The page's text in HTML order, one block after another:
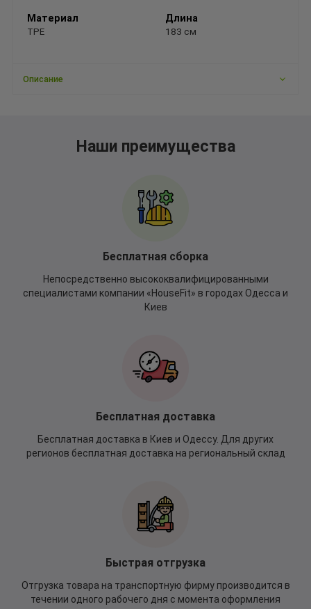
Материал
ТРЕ
Длина
183 см
Описание
Наши преимущества
Бесплатная сборка
Непосредственно высококвалифицированными
специалистами компании «HouseFit» в городах Одесса и
Киев
Бесплатная доставка
Бесплатная доставка в Киев и Одессу. Для других
регионов бесплатная доставка на региональный склад
Быстрая отгрузка
Отгрузка товара на транспортную фирму производится в
течении одного рабочего дня с момента оформления